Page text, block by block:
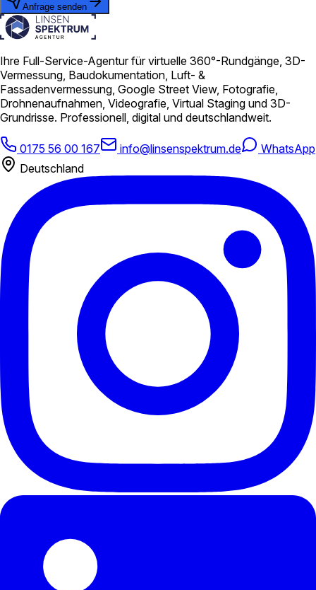
Anfrage senden
Ihre Full-Service-Agentur für virtuelle 360°-Rundgänge, 3D-
Vermessung, Baudokumentation, Luft- &
Fassadenvermessung, Google Street View, Fotografie,
Drohnenaufnahmen, Videografie, Virtual Staging und 3D-
Grundrisse. Professionell, digital und deutschlandweit.
0175 56 00 167 info@linsenspektrum.de
WhatsApp
Deutschland